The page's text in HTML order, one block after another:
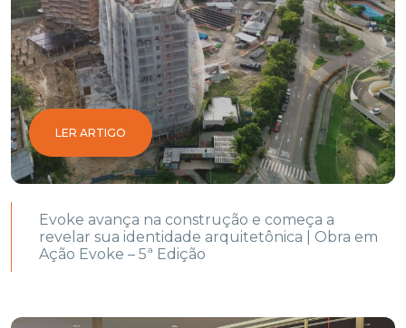
LER ARTIGO
Evoke avança na construção e começa a
revelar sua identidade arquitetônica | Obra em
Ação Evoke – 5ª Edição